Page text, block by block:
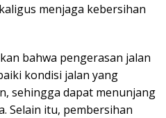
menjaga kebersihan
bahwa pengerasan jalan
kondisi jalan yang
sehingga dapat menunjang
Selain itu, pembersihan